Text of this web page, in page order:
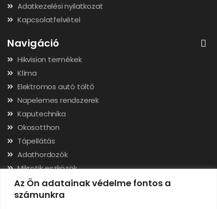
Az Ön adatainak védelme fontos a
számunkra
Adatkezelési nyilatkozat
Kapcsolatfelvétel
Navigáció
Hikvision termékek
Klíma
Elektromos autó töltő
Napelemes rendszerek
Kaputechnika
Okosotthon
Tápellátás
Adathordozók
Mikrotik eszközök
Hálózati kábelek, csatlakozók
Szerszámok